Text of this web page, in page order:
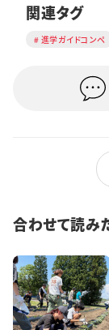
関連タグ
進学ガイドコンペ
合わせて読み